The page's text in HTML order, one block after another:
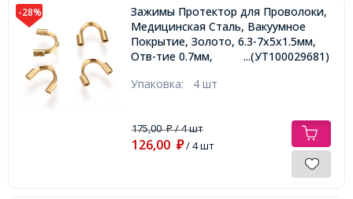
-28%
Зажимы Протектор для Проволоки,
Медицинская Сталь, Вакуумное
Покрытие, Золото, 6.3-7х5х1.5мм,
Отв-тие 0.7мм,
...(УТ100029681)
Упаковка: 4 шт
175,00₽/ 4 шт
126,00 ₽/ 4 шт